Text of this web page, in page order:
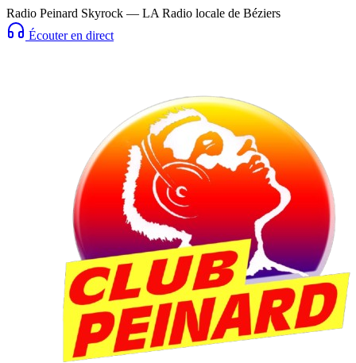
Radio Peinard Skyrock — LA Radio locale de Béziers
Écouter en direct